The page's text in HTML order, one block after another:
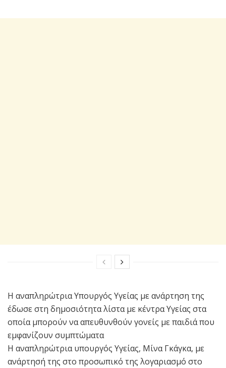
Η αναπληρώτρια Υπουργός Υγείας με ανάρτηση της
έδωσε στη δημοσιότητα λίστα με κέντρα Υγείας στα
οποία μπορούν να απευθυνθούν γονείς με παιδιά που
εμφανίζουν συμπτώματα
Η αναπληρώτρια υπουργός Υγείας, Μίνα Γκάγκα, με
ανάρτησή της στο προσωπικό της λογαριασμό στο